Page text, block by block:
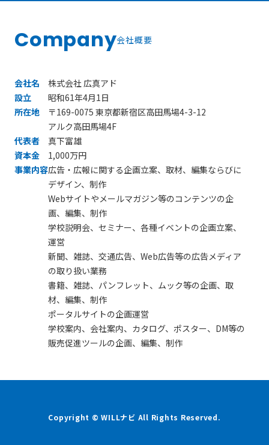
Company会社概要
会社名
株式会社 広真アド
設立
昭和61年4月1日
所在地
〒169-0075 東京都新宿区高田馬場4-3-12
アルク高田馬場4F
代表者
真下富雄
資本金
1,000万円
事業内容広告・広報に関する企画立案、取材、編集ならびに
デザイン、制作
Webサイトやメールマガジン等のコンテンツの企
画、編集、制作
学校説明会、セミナー、各種イベントの企画立案、
運営
新聞、雑誌、交通広告、Web広告等の広告メディア
の取り扱い業務
書籍、雑誌、パンフレット、ムック等の企画、取
材、編集、制作
ポータルサイトの企画運営
学校案内、会社案内、カタログ、ポスター、DM等の
販売促進ツールの企画、編集、制作
Copyright © WILLナビ All Rights Reserved.